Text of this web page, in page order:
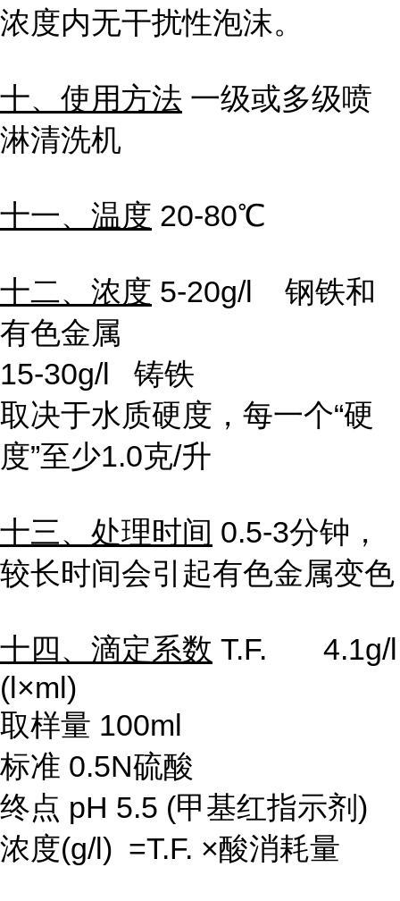
浓度内无干扰性泡沫。
十、使用方法 一级或多级喷
淋清洗机
十一、温度 20-80℃
十二、浓度 5-20g/l 钢铁和
有色金属
15-30g/l 铸铁
取决于水质硬度，每一个“硬
度”至少1.0克/升
十三、处理时间 0.5-3分钟，
较长时间会引起有色金属变色
十四、滴定系数 T.F. 4.1g/l
(l×ml)
取样量 100ml
标准 0.5N硫酸
终点 pH 5.5 (甲基红指示剂)
浓度(g/l) =T.F. ×酸消耗量